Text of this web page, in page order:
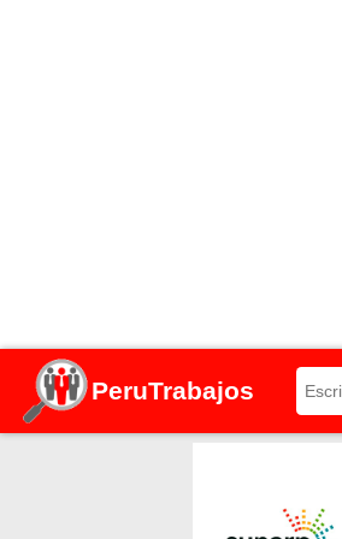
PeruTrabajos